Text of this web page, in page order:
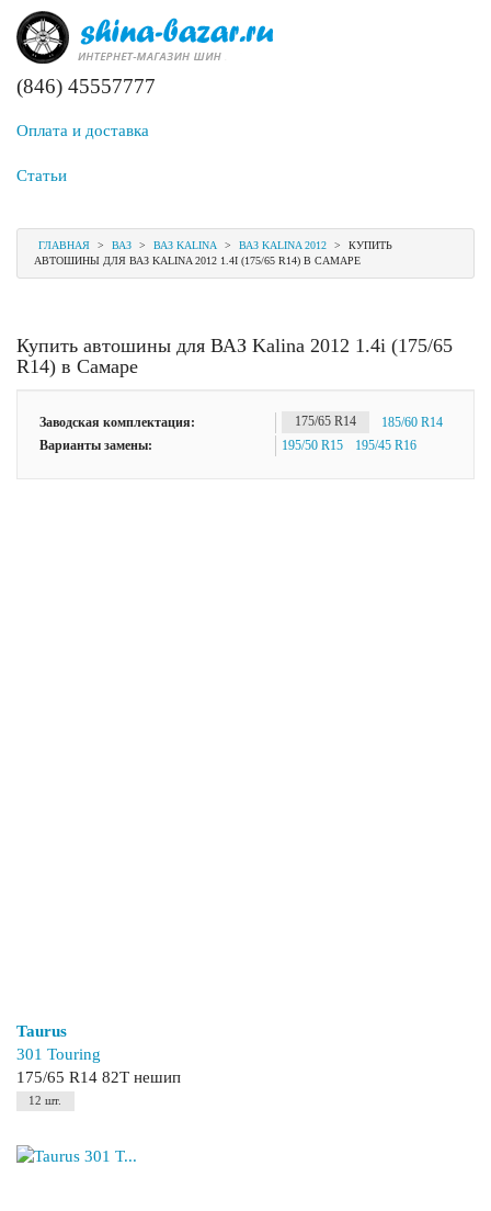
(846) 45557777
Оплата и доставка
Статьи
ГЛАВНАЯ > ВАЗ > ВАЗ KALINA > ВАЗ KALINA 2012 >
КУПИТЬ
АВТОШИНЫ ДЛЯ ВАЗ KALINA 2012 1.4I (175/65 R14) В САМАРЕ
Купить автошины для ВАЗ Kalina 2012 1.4i (175/65
R14) в Самаре
Заводская комплектация: 175/65 R14
185/60 R14
Варианты замены:
195/50 R15 195/45 R16
Taurus
301 Touring
175/65 R14 82T нешип
12 шт.